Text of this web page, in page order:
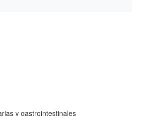
y gastrointestinales